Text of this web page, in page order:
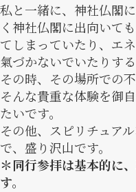
私と一緒に、神社仏閣
く神社仏閣に出向いて
てしまっていたり、エ
氣づかないでいたりす
その時、その場所での
そんな貴重な体験を御
たいです。
その他、スピリチュア
で、盛り沢山です。
＊同行参拝は基本的に
す。